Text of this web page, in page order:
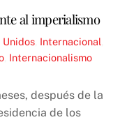
al imperialismo
Unidos Internacional
Internacionalismo
después de la
de los